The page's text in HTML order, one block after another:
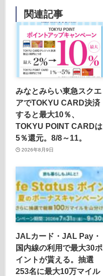
関連記事
みなとみらい東急スクエ
アでTOKYU CARD決済
すると最大10％、
TOKYU POINT CARDは
5％還元。8/8～11。
2026年8月9日
JALカード・JAL Pay・
国内線の利用で最大30ポ
イントが貰える。抽選
253名に最大10万マイル